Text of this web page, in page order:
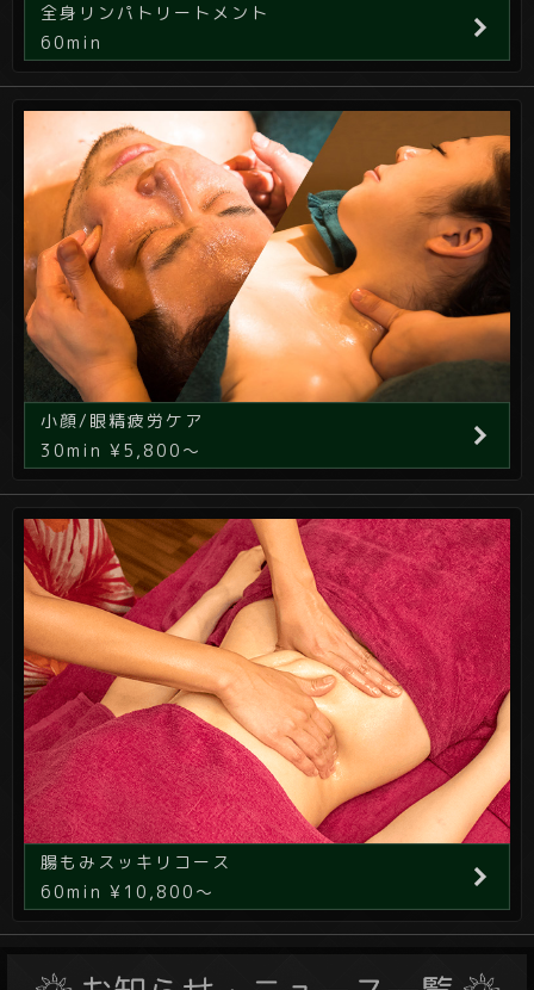
全身リンパトリートメント
60min
小顔/眼精疲労ケア
30min ¥5,800～
腸もみスッキリコース
60min ¥10,800～